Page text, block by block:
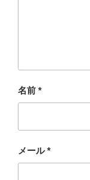
名前 *
メール*